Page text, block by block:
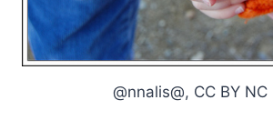
@nnalis@, CC BY NC